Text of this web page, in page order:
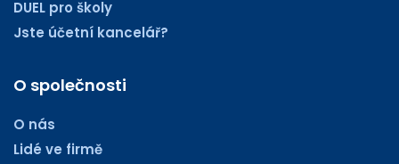
DUEL pro školy
Jste účetní kancelář?
O společnosti
O nás
Lidé ve firmě